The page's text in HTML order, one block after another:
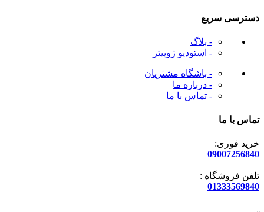
سریع
- بلاگ
- استودیو ژوپیتر
- باشگاه مشتریان
- درباره ما
- تماس با ما
با ما
فوری:
فروشگاه :